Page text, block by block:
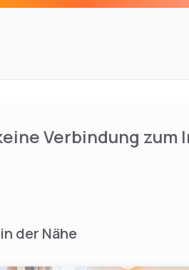
Verbindung
der Nähe